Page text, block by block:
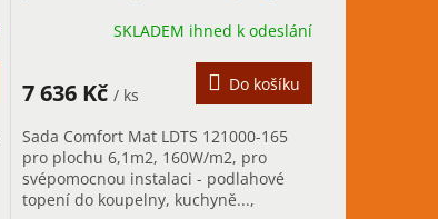
M
A
SKLADEM ihned k odeslání
7 636 Kč / ks
Do košíku
Sada Comfort Mat LDTS 121000-165
pro plochu 6,1m2, 160W/m2, pro
svépomocnou instalaci - podlahové
topení do koupelny, kuchyně...,